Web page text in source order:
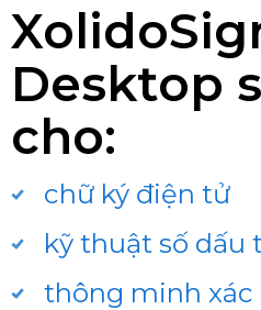
Desktop
cho:
chữ ký điện tử
kỹ thuật số dấu
thông minh xác